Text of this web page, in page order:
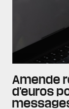
Amende
d’euros